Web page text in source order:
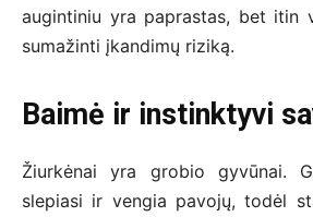
augintiniu yra paprastas, bet itin
sumažinti įkandimų riziką.
Baimė ir instinktyvi
Žiurkėnai yra grobio gyvūnai.
slepiasi ir vengia pavojų, todėl